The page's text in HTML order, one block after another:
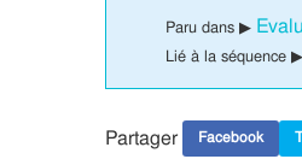
Paru dans ▶
Lié à la séquence ▶
Partager Facebook